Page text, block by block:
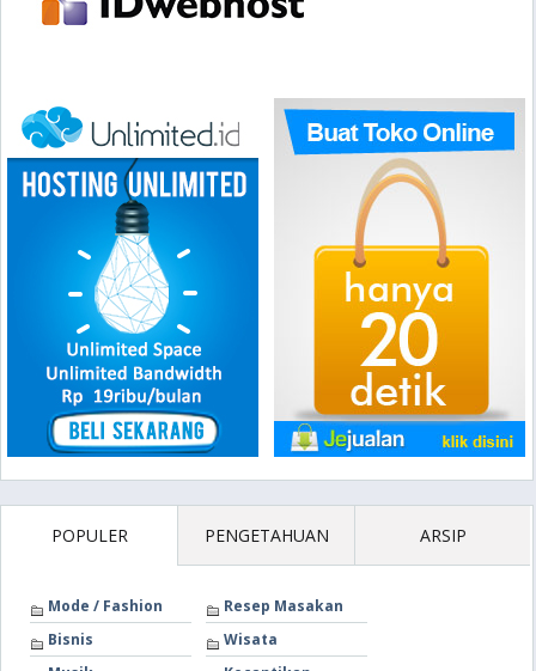
POPULER PENGETAHUAN ARSIP
Mode / Fashion
Resep Masakan
Bisnis
Wisata